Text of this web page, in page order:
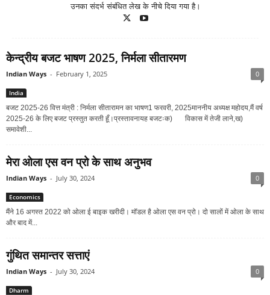
उनका संदर्भ संबंधित लेख के नीचे दिया गया है।
केन्‍द्रीय बजट भाषण 2025, निर्मला सीतारमण
Indian Ways - February 1, 2025 0
India
बजट 2025-26 वित्त मंत्री : निर्मला सीतारामन का भाषण1 फरवरी, 2025माननीय अध्यक्ष महोदय,मैं वर्ष
2025-26 के लिए बजट प्रस्तुत करती हूँ।प्रस्तावनायह बजटःक) विकास में तेजी लाने,ख)
समावेशी...
मेरा ओला एस वन प्रो के साथ अनुभव
Indian Ways - July 30, 2024 0
Economics
मैंने 16 अगस्‍त 2022 को ओला ई बाइक खरीदी। मॉडल है ओला एस वन प्रो। दो सालों में ओला के साथ
और बाद में...
गुंथित समान्‍तर सत्ताएं
Indian Ways - July 30, 2024 0
Dharm